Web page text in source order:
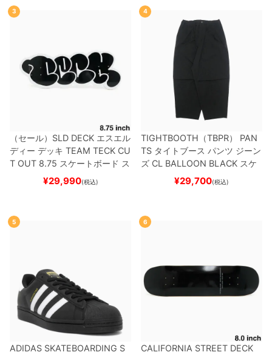
3
（セール） SLD DECK エスエル
ディー デッキ TEAM TECK CU
T OUT 8.75 スケートボード ス
¥29,990(税込)
4
TIGHTBOOTH（TBPR） PAN
TS タイトブース パンツ ジーン
ズ CL BALLOON BLACK スケ
ートボード スケボー
¥29,700(税込)
5
ADIDAS SKATEBOARDING S
6
CALIFORNIA STREET DECK